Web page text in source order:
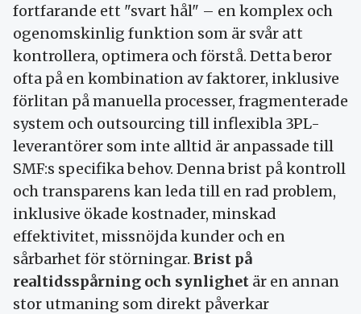
fortfarande ett "svart hål" – en komplex och
ogenomskinlig funktion som är svår att
kontrollera, optimera och förstå. Detta beror
ofta på en kombination av faktorer, inklusive
förlitan på manuella processer, fragmenterade
system och outsourcing till inflexibla 3PL-
leverantörer som inte alltid är anpassade till
SMF:s specifika behov. Denna brist på kontroll
och transparens kan leda till en rad problem,
inklusive ökade kostnader, minskad
effektivitet, missnöjda kunder och en
sårbarhet för störningar. Brist på
realtidsspårning och synlighet är en annan
stor utmaning som direkt påverkar